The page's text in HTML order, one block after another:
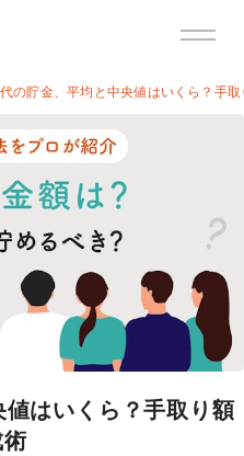
の貯金、平均と中央値はいくら？手
はいくら？手取り額
術